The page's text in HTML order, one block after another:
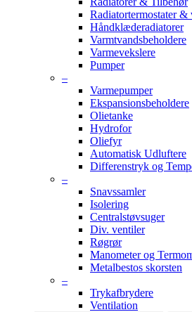
Radiatortermostater &
Håndklæderadiatorer
Varmtvandsbeholdere
Varmevekslere
Pumper
–
Varmepumper
Ekspansionsbeholdere
Olietanke
Hydrofor
Oliefyr
Automatisk Udluftere
Differenstryk og
–
Snavssamler
Isolering
Centralstøvsuger
Div. ventiler
Røgrør
Manometer og
Metalbestos skorsten
–
Trykafbrydere
Ventilation